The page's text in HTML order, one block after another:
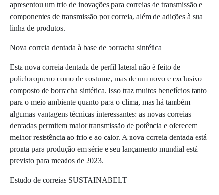
apresentou um trio de inovações para correias de transmissão e
componentes de transmissão por correia, além de adições à sua
linha de produtos.
Nova correia dentada à base de borracha sintética
Esta nova correia dentada de perfil lateral não é feito de
policloropreno como de costume, mas de um novo e exclusivo
composto de borracha sintética. Isso traz muitos benefícios tanto
para o meio ambiente quanto para o clima, mas há também
algumas vantagens técnicas interessantes: as novas correias
dentadas permitem maior transmissão de potência e oferecem
melhor resistência ao frio e ao calor. A nova correia dentada está
pronta para produção em série e seu lançamento mundial está
previsto para meados de 2023.
Estudo de correias SUSTAINABELT